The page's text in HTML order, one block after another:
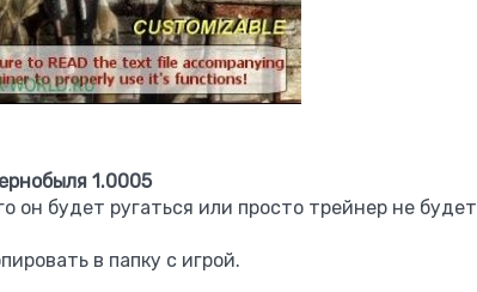
1.0005
он будет ругаться или просто трейнер не будет
в папку с игрой.